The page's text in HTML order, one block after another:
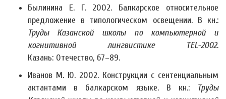
Былинина Е. Г. 2002. Балкарское относительное
предложение в типологическом освещении. В кн.:
Труды Казанской школы по компьютерной и
когнитивной лингвистике TEL-2002.
Казань: Отечество, 67–89.
Иванов М. Ю. 2002. Конструкции с сентенциальным
актантами в балкарском языке. В кн.: Труды